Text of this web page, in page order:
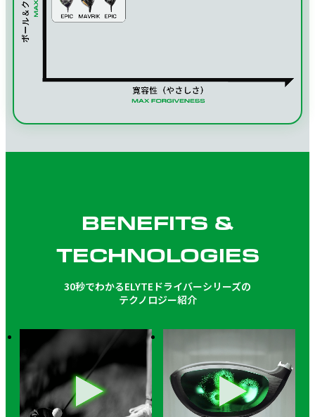
BENEFITS &
TECHNOLOGIES
30秒でわかるELYTEドライバーシリーズの
テクノロジー紹介